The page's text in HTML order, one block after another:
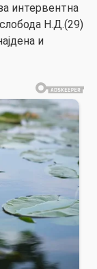
интервентна
Н.Д.(29)
и